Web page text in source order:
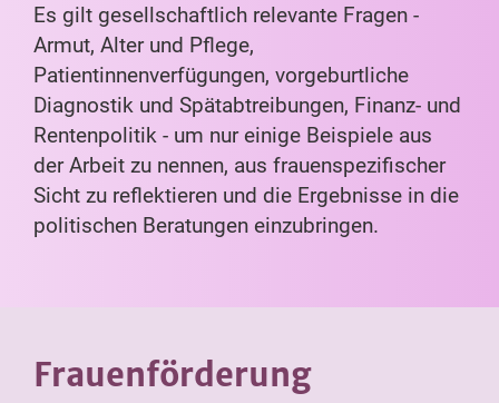
Es gilt gesellschaftlich relevante Fragen -
Armut, Alter und Pflege,
Patientinnenverfügungen, vorgeburtliche
Diagnostik und Spätabtreibungen, Finanz- und
Rentenpolitik - um nur einige Beispiele aus
der Arbeit zu nennen, aus frauenspezifischer
Sicht zu reflektieren und die Ergebnisse in die
politischen Beratungen einzubringen.
Frauenförderung